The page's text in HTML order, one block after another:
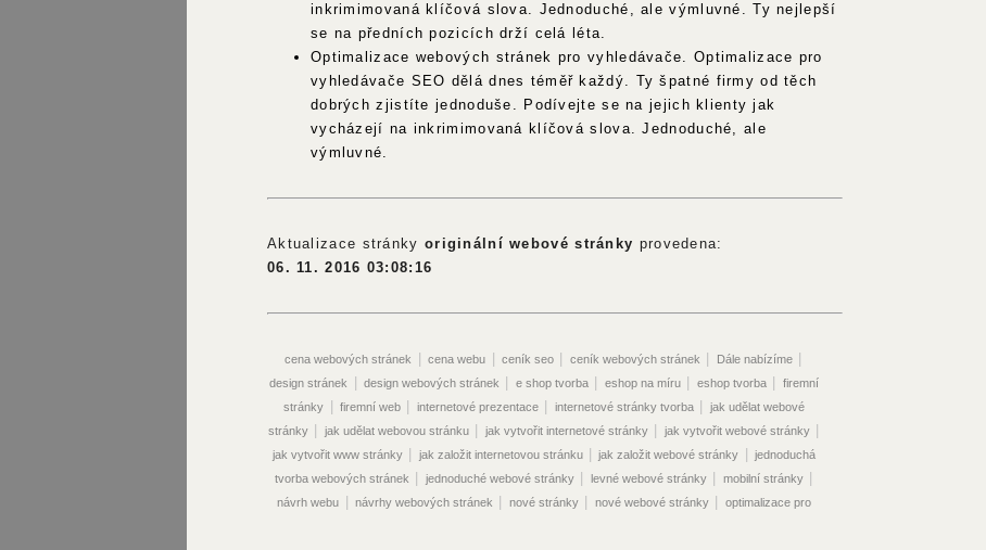
inkrimimovaná klíčová slova. Jednoduché, ale výmluvné. Ty nejlepší
se na předních pozicích drží celá léta.
Optimalizace webových stránek pro vyhledávače. Optimalizace pro
vyhledávače SEO dělá dnes téměř každý. Ty špatné firmy od těch
dobrých zjistíte jednoduše. Podívejte se na jejich klienty jak
vycházejí na inkrimimovaná klíčová slova. Jednoduché, ale
výmluvné.
Aktualizace stránky originální webové stránky provedena:
06. 11. 2016 03:08:16
cena webových stránek |cena webu |ceník seo |ceník webových stránek Dále nabízíme|
design stránek |design webových stránek |e shop tvorba eshop na míru| eshop tvorba|
firemní
stránky
|firemní web internetové prezentace internetové stránky tvorba|
jak udělat webové
stránky| jak udělat webovou stránku| jak vytvořit internetové stránky| jak vytvořit webové stránky|
jak vytvořit www stránky| jak založit internetovou stránku|jak založit webové stránky |jednoduchá
tvorba webových stránek
jednoduché webové stránky| levné webové stránky| mobilní stránky|
návrh webu |návrhy webových stránek nové stránky nové webové stránky|
optimalizace pro